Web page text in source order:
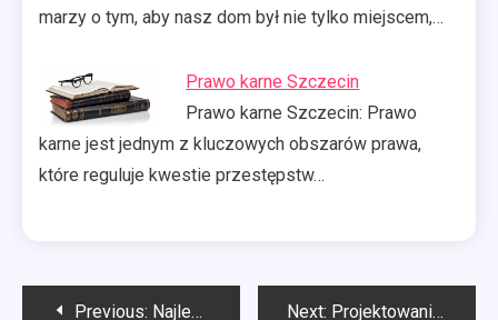
marzy o tym, aby nasz dom był nie tylko miejscem,…
Prawo karne Szczecin
Prawo karne Szczecin: Prawo
karne jest jednym z kluczowych obszarów prawa,
które reguluje kwestie przestępstw…
Nawigacja
Previous: Najlepsze agencje SEO Kielce Next: Projektowanie www